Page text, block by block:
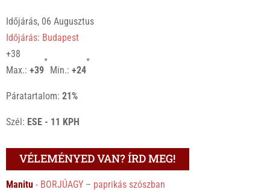
Időjárás, 06 Augusztus
Időjárás: Budapest
+38
Max.:+39
°
Min.:+24
°
Páratartalom:21%
Szél: ESE - 11 KPH
VÉLEMÉNYED VAN? ÍRD MEG!
Manitu - BORJÚAGY – paprikás szószban